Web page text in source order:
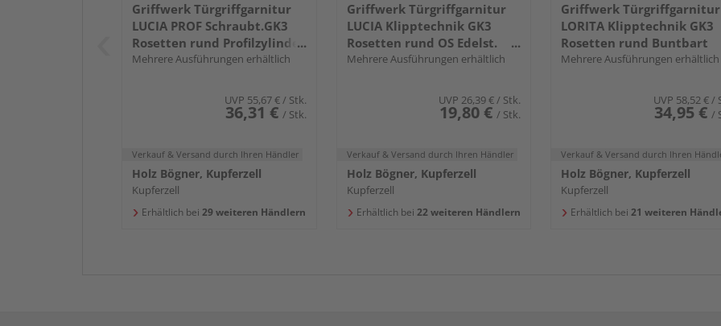
Griffwerk Türgriffgarnitur
LUCIA PROF Schraubt.GK3
Rosetten rund Profilzylinder
Edelst. ma.
Mehrere Ausführungen erhältlich
UVP 55,67 €/ Stk.
36,31 € / Stk.
Verkauf & Versand durch Ihren Händler
Holz Bögner, Kupferzell
Kupferzell
Erhältlich bei 29 weiteren Händlern
Griffwerk Türgriffgarnitur
LUCIA Klipptechnik GK3
Rosetten rund OS Edelst.
ma.
Mehrere Ausführungen erhältlich
UVP 26,39 €/ Stk.
19,80 € / Stk.
Verkauf & Versand durch Ihren Händler
Holz Bögner, Kupferzell
Kupferzell
Erhältlich bei 22 weiteren Händlern
Griffwerk Türgriffgarnitur
LORITA Klipptechnik GK3
Rosetten rund Buntbart
Edelst. ma.
Mehrere Ausführungen erhältlich
UVP 58,52 €/
34,95 € /
Verkauf & Versand durch Ihren
Holz Bögner, Kupferzell
Kupferzell
Erhältlich bei 21 weiteren